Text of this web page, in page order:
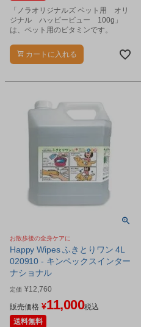
「ノラオリジナルズ ペット用 オリ
ジナル ハッピービュー 100g」
は、ペット用のビタミンです。
カートに入れる
お散歩後の全身ケアに
Happy Wipes ふきとりワン 4L
020910 - キンペックスインター
ナショナル
定価 ¥12,760
販売価格 ¥11,000税込
送料無料